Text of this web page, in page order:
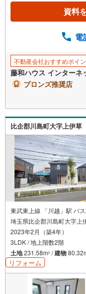
資料
電
不動産会社おすすめポイン
藤和ハウス インターネ
ブロンズ推奨店
比企郡川島町大字上伊草
東武東上線 「川越」駅 バ
埼玉県比企郡川島町大字上
2023年2月（築4年）
3LDK / 地上階数2階
土地231.58m2 /建物
リフォーム